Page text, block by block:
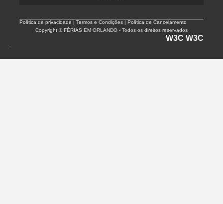
Política de privacidade |Termos e Condições | Política de Cancelamento
Copyright © FÉRIAS EM ORLANDO - Todos os direitos reservados
W3C W3C